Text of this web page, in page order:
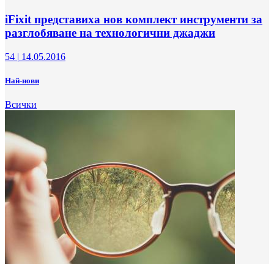
iFixit представиха нов комплект инструменти за
разглобяване на технологични джаджи
54 | 14.05.2016
Най-нови
Всички